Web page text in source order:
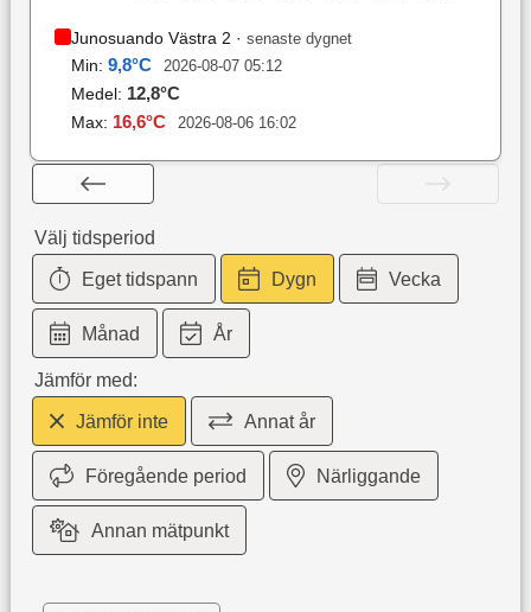
Junosuando Västra 2 · senaste dygnet
Min: 9,8°C 2026-08-07 05:12
Medel: 12,8°C
Max: 16,6°C 2026-08-06 16:02
Välj tidsperiod
Eget tidspann Dygn Vecka
Månad År
Jämför med:
Jämför inte Annat år
Föregående period Närliggande
Annan mätpunkt